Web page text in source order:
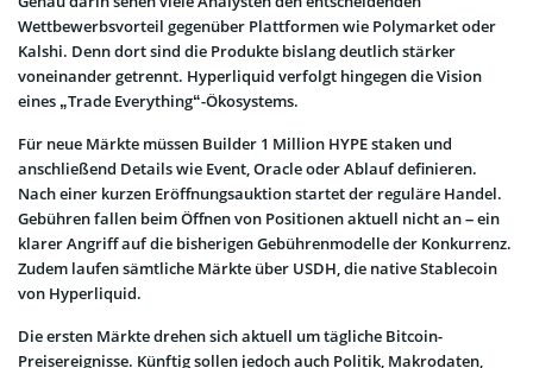
Wettbewerbsvorteil gegenüber Plattformen wie Polymarket oder
Kalshi. Denn dort sind die Produkte bislang deutlich stärker
voneinander getrennt. Hyperliquid verfolgt hingegen die Vision
eines „Trade Everything“-Ökosystems.
Für neue Märkte müssen Builder 1 Million HYPE staken und
anschließend Details wie Event, Oracle oder Ablauf definieren.
Nach einer kurzen Eröffnungsauktion startet der reguläre Handel.
Gebühren fallen beim Öffnen von Positionen aktuell nicht an – ein
klarer Angriff auf die bisherigen Gebührenmodelle der Konkurrenz.
Zudem laufen sämtliche Märkte über USDH, die native Stablecoin
von Hyperliquid.
Die ersten Märkte drehen sich aktuell um tägliche Bitcoin-
Preisereignisse. Künftig sollen jedoch auch Politik, Makrodaten,